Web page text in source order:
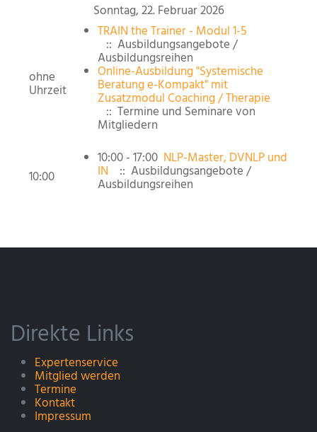
Sonntag, 22. Februar 2026
ohne
Uhrzeit
TRAIN the Trainer - Modul 1-5
:: Ausbildungsangebote /
Ausbildungsreihen
Online-Ausbildung "Systemische
Beratung e-Kompakt" mit
Zusatzmodul Coaching / Therapie
:: Termine und Seminare von
Mitgliedern
10:00
10:00 - 17:00 NLP-Master, DVNLP und
IN :: Ausbildungsangebote /
Ausbildungsreihen
Direkte Links
Expertenservice
Mitglied werden
Termine
Kontakt
Impressum